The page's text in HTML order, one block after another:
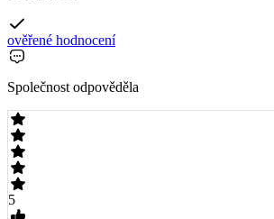
ověřené hodnocení
Společnost odpověděla
5